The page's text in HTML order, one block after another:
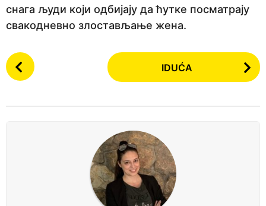
снага људи који одбијају да ћутке посматрају
свакодневно злостављање жена.
P
o
IDUĆA